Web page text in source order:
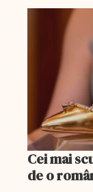
Cei mai
de o